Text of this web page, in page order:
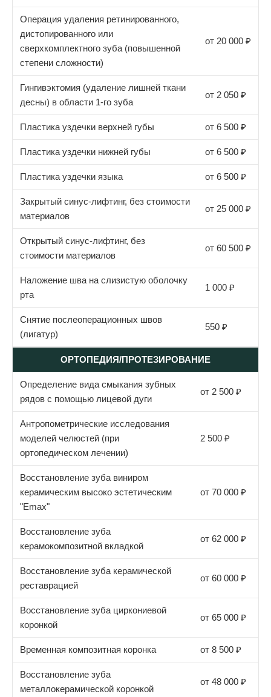
Операция удаления ретинированного,
дистопированного или
сверхкомплектного зуба (повышенной
степени сложности)
от 20 000 ₽
Гингивэктомия (удаление лишней ткани
десны) в области 1-го зуба
от 2 050 ₽
Пластика уздечки верхней губы от 6 500 ₽
Пластика уздечки нижней губы от 6 500 ₽
Пластика уздечки языка от 6 500 ₽
Закрытый синус-лифтинг, без стоимости
материалов
от 25 000 ₽
Открытый синус-лифтинг, без
стоимости материалов
от 60 500 ₽
Наложение шва на слизистую оболочку
рта
1 000 ₽
Снятие послеоперационных швов
(лигатур)
550 ₽
ОРТОПЕДИЯ/ПРОТЕЗИРОВАНИЕ
Определение вида смыкания зубных
рядов с помощью лицевой дуги
от 2 500 ₽
Антропометрические исследования
моделей челюстей (при
ортопедическом лечении)
2 500 ₽
Восстановление зуба виниром
керамическим высоко эстетическим
"Emax"
от 70 000 ₽
Восстановление зуба
керамокомпозитной вкладкой
от 62 000 ₽
Восстановление зуба керамической
реставрацией
от 60 000 ₽
Восстановление зуба циркониевой
коронкой
от 65 000 ₽
Временная композитная коронка от 8 500 ₽
Восстановление зуба
металлокерамической коронкой
от 48 000 ₽